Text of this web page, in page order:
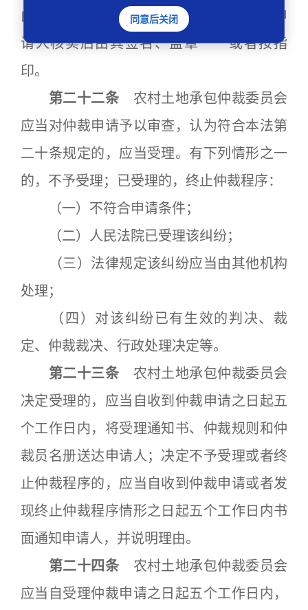
由农村土地承包仲裁委员会记入笔录，经申
请人核实后由其签名、盖章 或者按指
印。
第二十二条 农村土地承包仲裁委员会
应当对仲裁申请予以审查，认为符合本法第
二十条规定的，应当受理。有下列情形之一
的，不予受理；已受理的，终止仲裁程序：
（一）不符合申请条件；
（二）人民法院已受理该纠纷；
（三）法律规定该纠纷应当由其他机构
处理；
（四）对该纠纷已有生效的判决、裁
定、仲裁裁决、行政处理决定等。
第二十三条 农村土地承包仲裁委员会
决定受理的，应当自收到仲裁申请之日起五
个工作日内，将受理通知书、仲裁规则和仲
裁员名册送达申请人；决定不予受理或者终
止仲裁程序的，应当自收到仲裁申请或者发
现终止仲裁程序情形之日起五个工作日内书
面通知申请人，并说明理由。
第二十四条 农村土地承包仲裁委员会
应当自受理仲裁申请之日起五个工作日内，
同意后关闭